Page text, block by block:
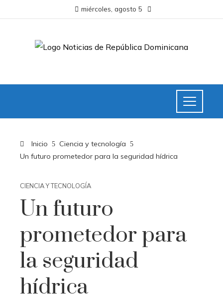
miércoles, agosto 5
Inicio
Ciencia y tecnología
Un futuro prometedor para la seguridad hídrica
CIENCIA Y TECNOLOGÍA
Un futuro
prometedor para
la seguridad
hídrica